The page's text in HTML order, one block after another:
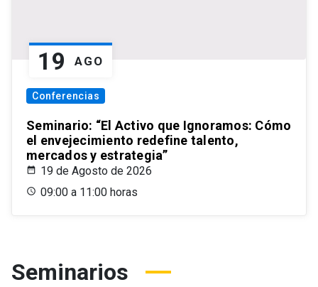
19 AGO
Conferencias
Seminario: “El Activo que Ignoramos: Cómo
el envejecimiento redefine talento,
mercados y estrategia”
19 de Agosto de 2026
09:00 a 11:00 horas
Seminarios